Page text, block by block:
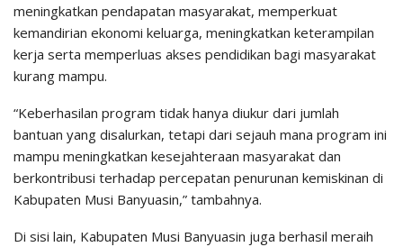
meningkatkan pendapatan masyarakat, memperkuat
kemandirian ekonomi keluarga, meningkatkan keterampilan
kerja serta memperluas akses pendidikan bagi masyarakat
kurang mampu.
“Keberhasilan program tidak hanya diukur dari jumlah
bantuan yang disalurkan, tetapi dari sejauh mana program ini
mampu meningkatkan kesejahteraan masyarakat dan
berkontribusi terhadap percepatan penurunan kemiskinan di
Kabupaten Musi Banyuasin,” tambahnya.
Di sisi lain, Kabupaten Musi Banyuasin juga berhasil meraih